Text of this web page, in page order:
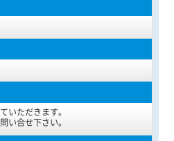
いただきます。
い合せ下さい。